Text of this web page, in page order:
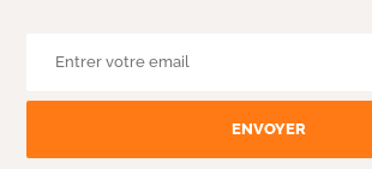
ENVOYER